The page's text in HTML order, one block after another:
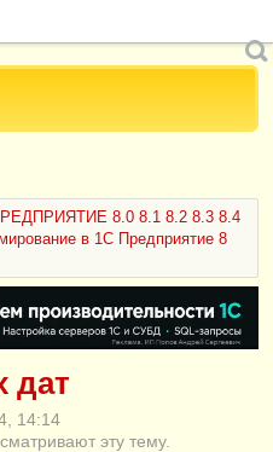
8.0 8.1 8.2 8.3 8.4
в 1С Предприятие 8
дат
14:14
эту тему.